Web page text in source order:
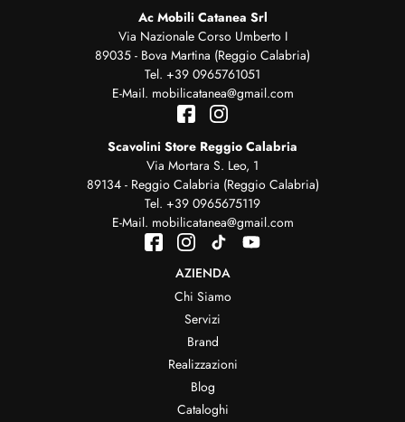
Ac Mobili Catanea Srl
Via Nazionale Corso Umberto I
89035 - Bova Martina (Reggio Calabria)
Tel. +39 0965761051
E-Mail. mobilicatanea@gmail.com
Scavolini Store Reggio Calabria
Via Mortara S. Leo, 1
89134 - Reggio Calabria (Reggio Calabria)
Tel. +39 0965675119
E-Mail. mobilicatanea@gmail.com
AZIENDA
Chi Siamo
Servizi
Brand
Realizzazioni
Blog
Cataloghi